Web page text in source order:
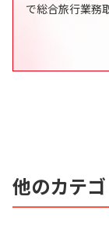
で総合旅行業務
他のカテ